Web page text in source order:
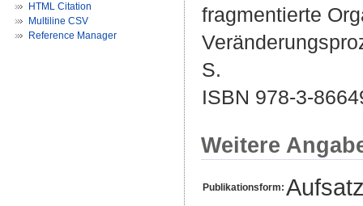
HTML Citation
Multiline CSV
Reference Manager
fragmentierte
S.
ISBN 978-3-
Weitere
Publikationsform: